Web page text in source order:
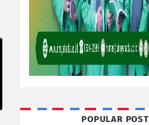
POPULAR POST